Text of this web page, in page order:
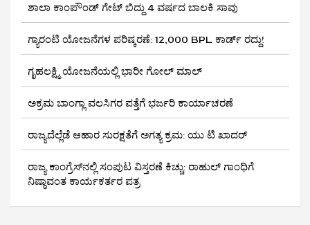
ಶಾಲಾ ಕಾಂಪೌಂಡ್ ಗೇಟ್ ಬಿದ್ದು 4 ವರ್ಷದ ಬಾಲಕಿ ಸಾವು
ಗ್ಯಾರಂಟಿ ಯೋಜನೆಗಳ ಪರಿಷ್ಕರಣೆ: 12,000 BPL ಕಾರ್ಡ್ ರದ್ದು!
ಗೃಹಲಕ್ಷ್ಮಿ ಯೋಜನೆಯಲ್ಲಿ ಭಾರೀ ಗೋಲ್ ಮಾಲ್
ಅಕ್ರಮ ಬಾಂಗ್ಲಾ ವಲಸಿಗರ ಪತ್ತೆಗೆ ಭರ್ಜರಿ ಕಾರ್ಯಾಚರಣೆ
ರಾಜ್ಯದೆಲ್ಲೆಡೆ ಆಹಾರ ಸುರಕ್ಷತೆಗೆ ಅಗತ್ಯ ಕ್ರಮ: ಯು ಟಿ ಖಾದರ್
ರಾಜ್ಯ ಕಾಂಗ್ರೆಸ್‌ನಲ್ಲಿ ಸಂಪುಟ ವಿಸ್ತರಣೆ ಕಿಚ್ಚು: ರಾಹುಲ್ ಗಾಂಧಿಗೆ
ನಿಷ್ಠಾವಂತ ಕಾರ್ಯಕರ್ತರ ಪತ್ರ